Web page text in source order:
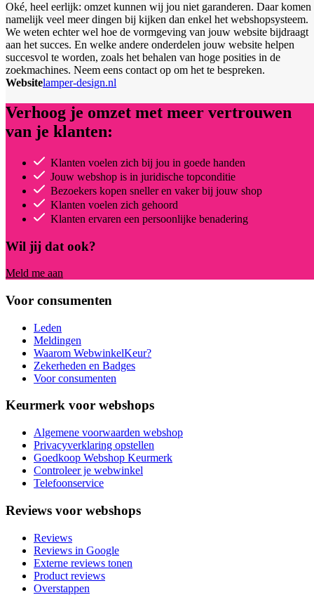
Oké, heel eerlijk: omzet kunnen wij jou niet garanderen. Daar komen
namelijk veel meer dingen bij kijken dan enkel het webshopsysteem.
We weten echter wel hoe de vormgeving van jouw website bijdraagt
aan het succes. En welke andere onderdelen jouw website helpen
succesvol te worden, zoals het behalen van hoge posities in de
zoekmachines. Neem eens contact op om het te bespreken.
Websitelamper-design.nl
Verhoog je omzet met meer vertrouwen
van je klanten:
Klanten voelen zich bij jou in goede handen
Jouw webshop is in juridische topconditie
Bezoekers kopen sneller en vaker bij jouw shop
Klanten voelen zich gehoord
Klanten ervaren een persoonlijke benadering
Wil jij dat ook?
Meld me aan
Voor consumenten
Leden
Meldingen
Waarom WebwinkelKeur?
Zekerheden en Badges
Voor consumenten
Keurmerk voor webshops
Algemene voorwaarden webshop
Privacyverklaring opstellen
Goedkoop Webshop Keurmerk
Controleer je webwinkel
Telefoonservice
Reviews voor webshops
Reviews
Reviews in Google
Externe reviews tonen
Product reviews
Overstappen